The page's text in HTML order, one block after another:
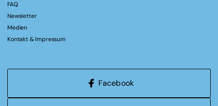
FAQ
Newsletter
Medien
Kontakt & Impressum
Facebook